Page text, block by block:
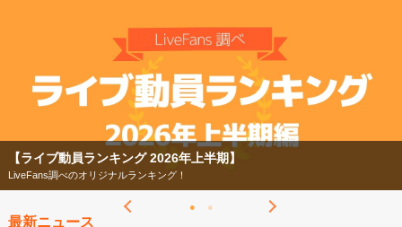
イブ動員ランキング 2026年上半期】
調べのオリジナルランキング！
最新ニュース